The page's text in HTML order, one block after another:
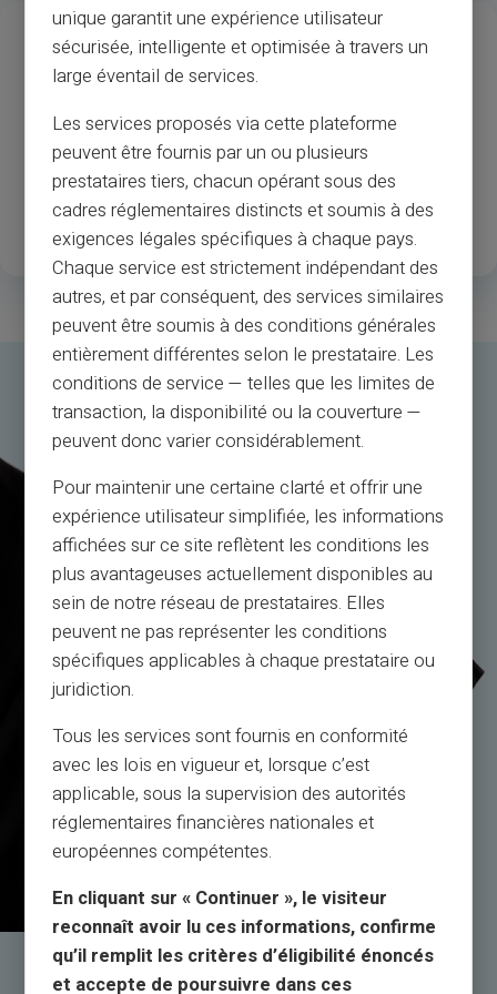
13
Roky zkušeností
37M
1.3M
Šťastní registrovaní
zákazníci
35
Země jsou k dispozici
Servis a podpora
unique garantit une expérience utilisateur
sécurisée, intelligente et optimisée à travers un
large éventail de services.
Les services proposés via cette plateforme
peuvent être fournis par un ou plusieurs
prestataires tiers, chacun opérant sous des
cadres réglementaires distincts et soumis à des
exigences légales spécifiques à chaque pays.
Chaque service est strictement indépendant des
autres, et par conséquent, des services similaires
peuvent être soumis à des conditions générales
entièrement différentes selon le prestataire. Les
conditions de service — telles que les limites de
transaction, la disponibilité ou la couverture —
peuvent donc varier considérablement.
Pour maintenir une certaine clarté et offrir une
expérience utilisateur simplifiée, les informations
affichées sur ce site reflètent les conditions les
plus avantageuses actuellement disponibles au
sein de notre réseau de prestataires. Elles
peuvent ne pas représenter les conditions
spécifiques applicables à chaque prestataire ou
juridiction.
Tous les services sont fournis en conformité
avec les lois en vigueur et, lorsque c’est
applicable, sous la supervision des autorités
réglementaires financières nationales et
européennes compétentes.
En cliquant sur « Continuer », le visiteur
reconnaît avoir lu ces informations, confirme
qu’il remplit les critères d’éligibilité énoncés
et accepte de poursuivre dans ces